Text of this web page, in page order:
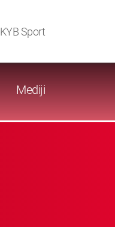
KYB Sport
Mediji